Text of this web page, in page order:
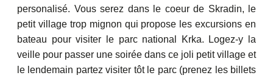
personalisé. Vous serez dans le coeur de Skradin, le
petit village trop mignon qui propose les excursions en
bateau pour visiter le parc national Krka. Logez-y la
veille pour passer une soirée dans ce joli petit village et
le lendemain partez visiter tôt le parc (prenez les billets